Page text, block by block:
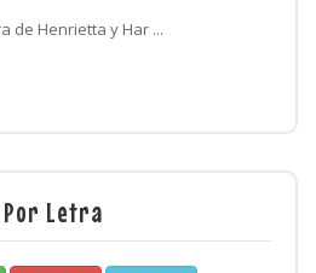
de Henrietta y Har ...
Por Letra